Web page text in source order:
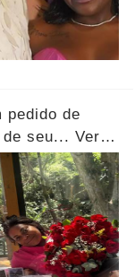
pedido de
seu... Ver